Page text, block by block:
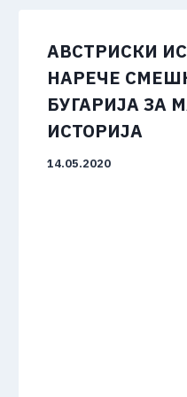
АВСТРИСКИ
НАРЕЧЕ
БУГАРИЈА ЗА
ИСТОРИЈА
14.05.2020